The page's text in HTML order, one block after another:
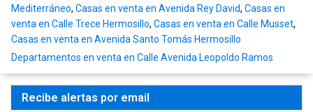
Mediterráneo, Casas en venta en Avenida Rey David, Casas en
venta en Calle Trece Hermosillo, Casas en venta en Calle Musset,
Casas en venta en Avenida Santo Tomás Hermosillo
Departamentos en venta en Calle Avenida Leopoldo Ramos
Recibe alertas por email